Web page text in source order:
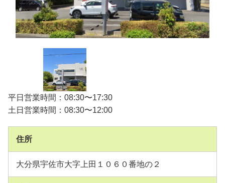
平日営業時間：08:30〜17:30
土日営業時間：08:30〜12:00
住所
大分県宇佐市大字上田１０６０番地の２